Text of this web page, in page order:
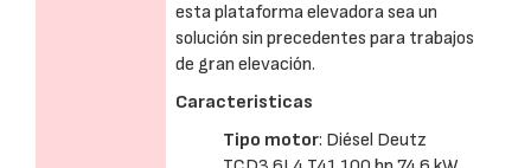
esta plataforma elevadora sea un
solución sin precedentes para trabajos
de gran elevación.
Caracteristicas
Tipo motor: Diésel Deutz